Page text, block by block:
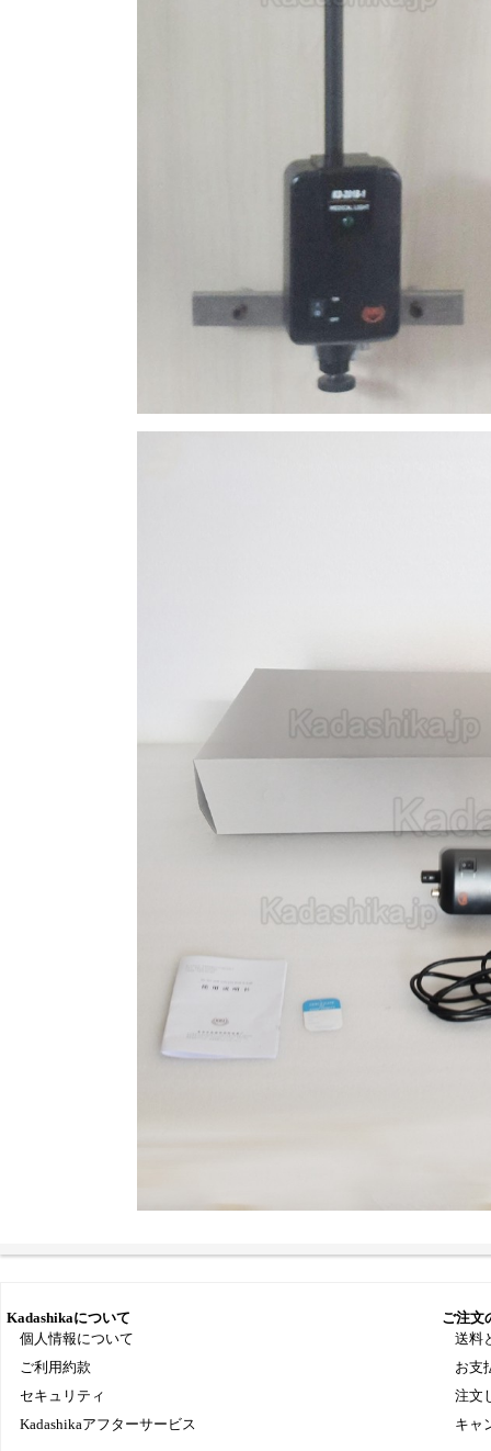
Kadashikaについて
個人情報について
ご利用約款
セキュリティ
Kadashikaアフターサービス
ご注文
送料
お支
注文
キャ